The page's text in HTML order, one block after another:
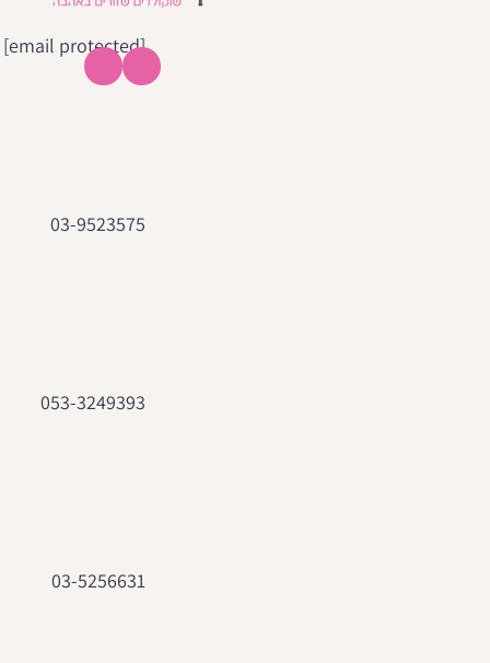
[email protected]
03-9523575
053-3249393
03-5256631